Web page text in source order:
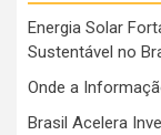
Energia Solar
Sustentável no
Onde a
Brasil Acelera